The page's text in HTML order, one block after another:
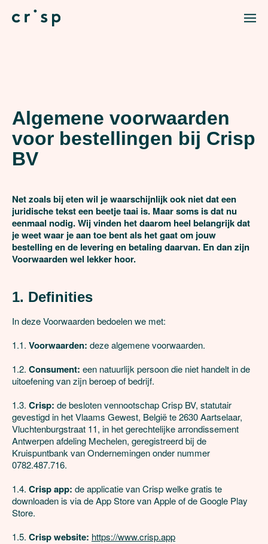
Algemene voorwaarden
voor bestellingen bij Crisp
BV
Net zoals bij eten wil je waarschijnlijk ook niet dat een
juridische tekst een beetje taai is. Maar soms is dat nu
eenmaal nodig. Wij vinden het daarom heel belangrijk dat
je weet waar je aan toe bent als het gaat om jouw
bestelling en de levering en betaling daarvan. En dan zijn
Voorwaarden wel lekker hoor.
1. Definities
In deze Voorwaarden bedoelen we met:
1.1. Voorwaarden: deze algemene voorwaarden.
1.2. Consument: een natuurlijk persoon die niet handelt in de
uitoefening van zijn beroep of bedrijf.
1.3. Crisp: de besloten vennootschap Crisp BV, statutair
gevestigd in het Vlaams Gewest, België te 2630 Aartselaar,
Vluchtenburgstraat 11, in het gerechtelijke arrondissement
Antwerpen afdeling Mechelen, geregistreerd bij de
Kruispuntbank van Ondernemingen onder nummer
0782.487.716.
1.4. Crisp app: de applicatie van Crisp welke gratis te
downloaden is via de App Store van Apple of de Google Play
Store.
1.5. Crisp website: https://www.crisp.app